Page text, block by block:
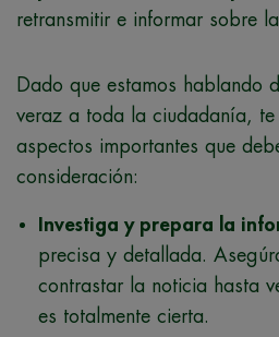
retransmitir e informar sobre
Dado que estamos hablando
veraz a toda la ciudadanía, te
aspectos importantes que
consideración:
Investiga y prepara la
precisa y detallada.
contrastar la noticia hasta
es totalmente cierta.